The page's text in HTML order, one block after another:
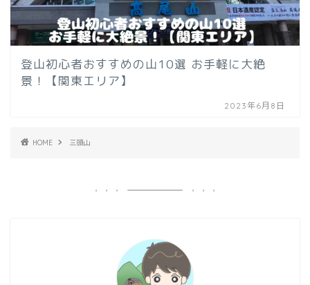
登山初心者おすすめの山10選 お手軽に大絶
景！【関東エリア】
2023年6月8日
HOME 三頭山